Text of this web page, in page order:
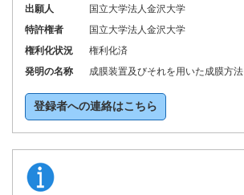
出願人
国立大学法人金沢大学
特許権者
国立大学法人金沢大学
権利化状況
権利化済
発明の名称
成膜装置及びそれを用いた成膜方法
登録者への連絡はこちら